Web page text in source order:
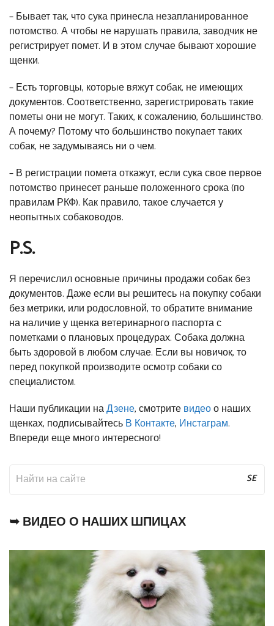
– Бывает так, что сука принесла незапланированное
потомство. А чтобы не нарушать правила, заводчик не
регистрирует помет. И в этом случае бывают хорошие
щенки.
– Есть торговцы, которые вяжут собак, не имеющих
документов. Соответственно, зарегистрировать такие
пометы они не могут. Таких, к сожалению, большинство.
А почему? Потому что большинство покупает таких
собак, не задумываясь ни о чем.
– В регистрации помета откажут, если сука свое первое
потомство принесет раньше положенного срока (по
правилам РКФ). Как правило, такое случается у
неопытных собаководов.
P.S.
Я перечислил основные причины продажи собак без
документов. Даже если вы решитесь на покупку собаки
без метрики, или родословной, то обратите внимание
на наличие у щенка ветеринарного паспорта с
пометками о плановых процедурах. Собака должна
быть здоровой в любом случае. Если вы новичок, то
перед покупкой производите осмотр собаки со
специалистом.
Наши публикации наДзене, смотритевидеоо наших
щенках, подписывайтесьВ Контакте, Инстаграм.
Впереди еще много интересного!
SE
➥ ВИДЕО О НАШИХ ШПИЦАХ